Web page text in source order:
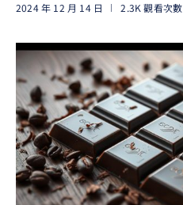
2024 年 12 月 14 日 2.3K 觀看次數